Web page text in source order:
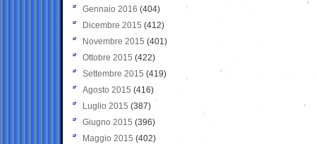
Gennaio 2016 (404)
Dicembre 2015 (412)
Novembre 2015 (401)
Ottobre 2015 (422)
Settembre 2015 (419)
Agosto 2015 (416)
Luglio 2015 (387)
Giugno 2015 (396)
Maggio 2015 (402)